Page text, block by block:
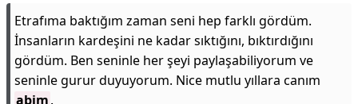
Etrafıma baktığım zaman seni hep farklı gördüm.
İnsanların kardeşini ne kadar sıktığını, bıktırdığını
gördüm. Ben seninle her şeyi paylaşabiliyorum ve
seninle gurur duyuyorum. Nice mutlu yıllara canım
abim.